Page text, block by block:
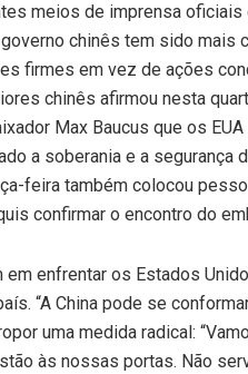
meios de imprensa
chinês tem sido mais
firmes em vez de ações
chinês afirmou nesta
Max Baucus que os
a soberania e a segurança
feira também colocou
confirmar o encontro do
enfrentar os Estados
“A China pode se
uma medida radical:
às nossas portas. Não